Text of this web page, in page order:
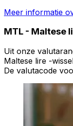
Meer informatie
MTL - Maltese
Uit onze
Maltese lire -
De valutacode